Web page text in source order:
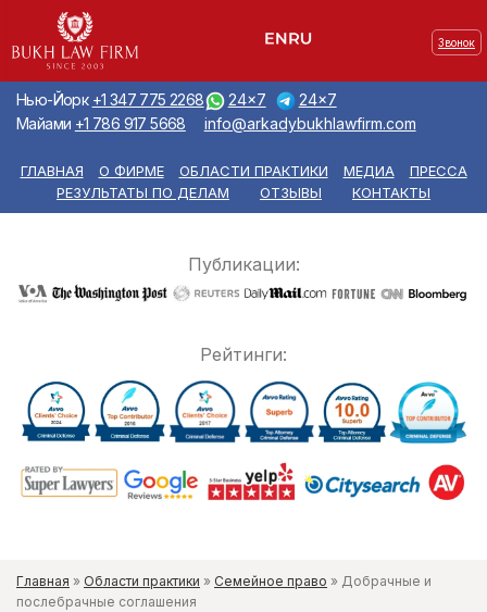
Звонок
Нью-Йорк +1 347 775 2268
Майами +1 786 917 5668
24x7
24x7
info@arkadybukhlawfirm.com
ГЛАВНАЯ О ФИРМЕ ОБЛАСТИ ПРАКТИКИ МЕДИА
ПРЕССА
РЕЗУЛЬТАТЫ ПО ДЕЛАМ
ОТЗЫВЫ КОНТАКТЫ
Публикации:
Рейтинги:
Главная » Области практики » Семейное право » Добрачные и
послебрачные соглашения